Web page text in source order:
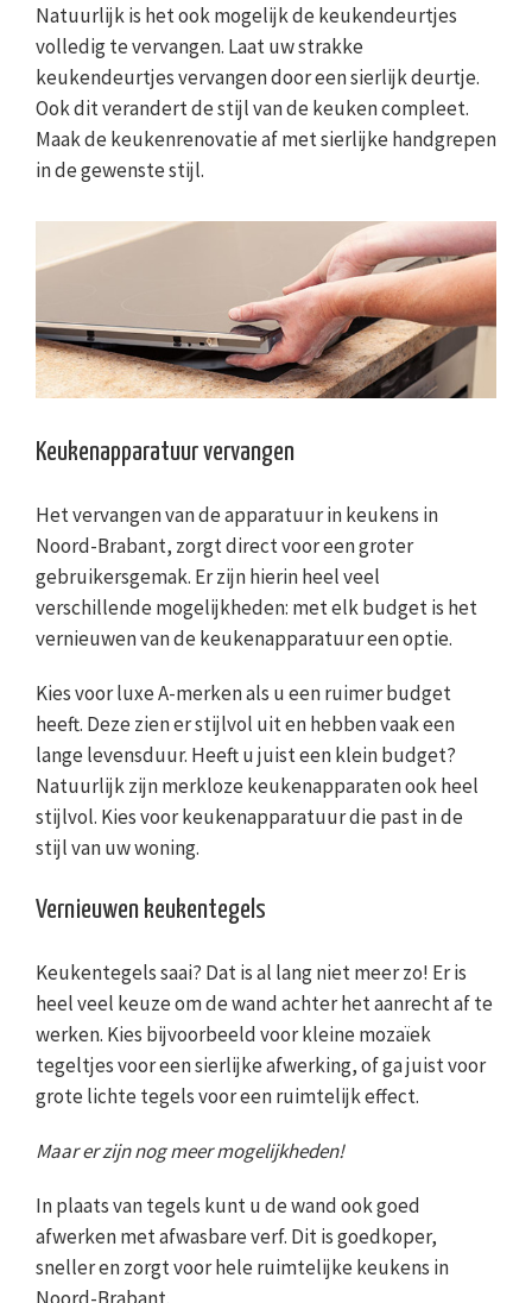
Natuurlijk is het ook mogelijk de keukendeurtjes
volledig te vervangen. Laat uw strakke
keukendeurtjes vervangen door een sierlijk deurtje.
Ook dit verandert de stijl van de keuken compleet.
Maak de keukenrenovatie af met sierlijke handgrepen
in de gewenste stijl.
Keukenapparatuur vervangen
Het vervangen van de apparatuur in keukens in
Noord-Brabant, zorgt direct voor een groter
gebruikersgemak. Er zijn hierin heel veel
verschillende mogelijkheden: met elk budget is het
vernieuwen van de keukenapparatuur een optie.
Kies voor luxe A-merken als u een ruimer budget
heeft. Deze zien er stijlvol uit en hebben vaak een
lange levensduur. Heeft u juist een klein budget?
Natuurlijk zijn merkloze keukenapparaten ook heel
stijlvol. Kies voor keukenapparatuur die past in de
stijl van uw woning.
Vernieuwen keukentegels
Keukentegels saai? Dat is al lang niet meer zo! Er is
heel veel keuze om de wand achter het aanrecht af te
werken. Kies bijvoorbeeld voor kleine mozaïek
tegeltjes voor een sierlijke afwerking, of ga juist voor
grote lichte tegels voor een ruimtelijk effect.
Maar er zijn nog meer mogelijkheden!
In plaats van tegels kunt u de wand ook goed
afwerken met afwasbare verf. Dit is goedkoper,
sneller en zorgt voor hele ruimtelijke keukens in